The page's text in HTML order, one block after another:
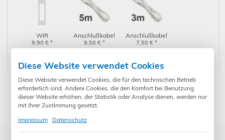
Netzteil
WIR
Blendenadapter
für eWickler UP,
000023)
9,90 € *
Anschlußkabel
für Aufputz
Geräte, 5 m
9,50 € *
Anschlußkabel
für Aufputz
Geräte, 3 m
7,50 € *
* Preise inkl. gesetzl. Mehrwertsteuer zzgl. Versandkosten und ggf.
Zahlungsgebühren /-rabatt
Diese Website verwendet Cookies
Diese Website verwendet Cookies, die für den technischen Betrieb
erforderlich sind. Andere Cookies, die den Komfort bei Benutzung
dieser Website erhöhen, der Statistik oder Analyse dienen, werden nur
mit Ihrer Zustimmung gesetzt.
Impressum
Datenschutz